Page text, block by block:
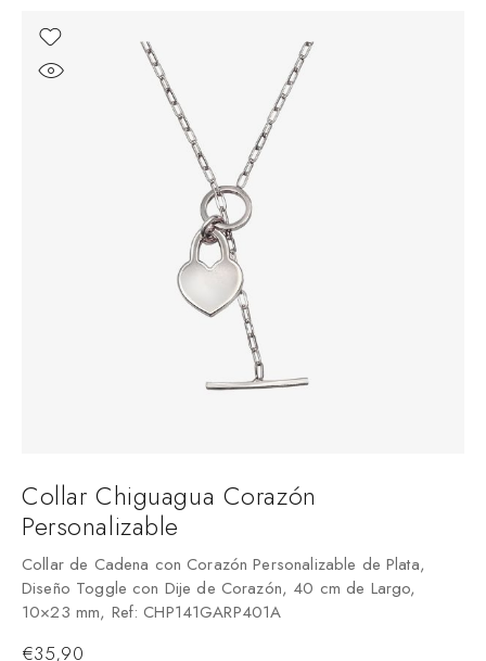
Collar Chiguagua Corazón
Personalizable
Collar de Cadena con Corazón Personalizable de Plata,
Diseño Toggle con Dije de Corazón, 40 cm de Largo,
10×23 mm, Ref: CHP141GARP401A
€35,90